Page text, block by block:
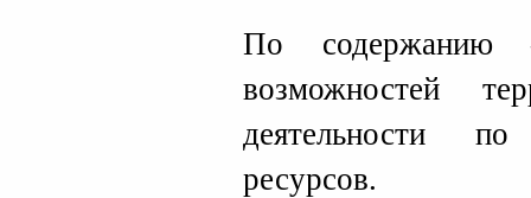
По содержанию –
возможностей
деятельности
ресурсов.